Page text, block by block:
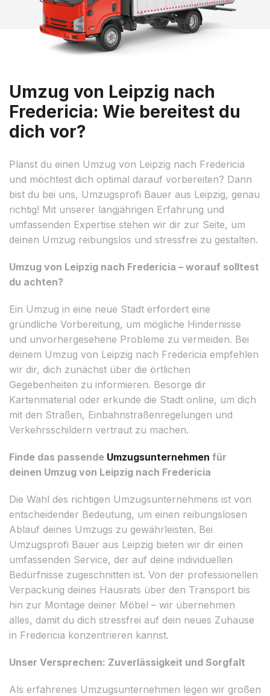
Umzug von Leipzig nach
Fredericia: Wie bereitest du
dich vor?
Planst du einen Umzug von Leipzig nach Fredericia
und möchtest dich optimal darauf vorbereiten? Dann
bist du bei uns, Umzugsprofi Bauer aus Leipzig, genau
richtig! Mit unserer langjährigen Erfahrung und
umfassenden Expertise stehen wir dir zur Seite, um
deinen Umzug reibungslos und stressfrei zu gestalten.
Umzug von Leipzig nach Fredericia – worauf solltest
du achten?
Ein Umzug in eine neue Stadt erfordert eine
gründliche Vorbereitung, um mögliche Hindernisse
und unvorhergesehene Probleme zu vermeiden. Bei
deinem Umzug von Leipzig nach Fredericia empfehlen
wir dir, dich zunächst über die örtlichen
Gegebenheiten zu informieren. Besorge dir
Kartenmaterial oder erkunde die Stadt online, um dich
mit den Straßen, Einbahnstraßenregelungen und
Verkehrsschildern vertraut zu machen.
Finde das passende Umzugsunternehmen für
deinen Umzug von Leipzig nach Fredericia
Die Wahl des richtigen Umzugsunternehmens ist von
entscheidender Bedeutung, um einen reibungslosen
Ablauf deines Umzugs zu gewährleisten. Bei
Umzugsprofi Bauer aus Leipzig bieten wir dir einen
umfassenden Service, der auf deine individuellen
Bedürfnisse zugeschnitten ist. Von der professionellen
Verpackung deines Hausrats über den Transport bis
hin zur Montage deiner Möbel – wir übernehmen
alles, damit du dich stressfrei auf dein neues Zuhause
in Fredericia konzentrieren kannst.
Unser Versprechen: Zuverlässigkeit und Sorgfalt
Als erfahrenes Umzugsunternehmen legen wir großen